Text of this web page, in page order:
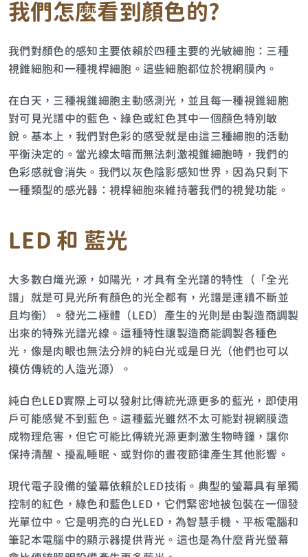
我們怎麼看到顏色的?
我們對顏色的感知主要依賴於四種主要的光敏細胞：三種
視錐細胞和一種視桿細胞。這些細胞都位於視網膜內。
在白天，三種視錐細胞主動感測光，並且每一種視錐細胞
對可見光譜中的藍色、綠色或紅色其中一個顏色特別敏
銳。基本上，我們對色彩的感受就是由這三種細胞的活動
平衡決定的。當光線太暗而無法刺激視錐細胞時，我們的
色彩感就會消失。我們以灰色陰影感知世界，因為只剩下
一種類型的感光器：視桿細胞來維持著我們的視覺功能。
LED 和 藍光
大多數白熾光源，如陽光，才具有全光譜的特性（「全光
譜」就是可見光所有顏色的光全都有，光譜是連續不斷並
且均衡）。發光二極體（LED）產生的光則是由製造商調製
出來的特殊光譜光線。這種特性讓製造商能調製各種色
光，像是肉眼也無法分辨的純白光或是日光（他們也可以
模仿傳統的人造光源）。
純白色LED實際上可以發射比傳統光源更多的藍光，即使用
戶可能感覺不到藍色。這種藍光雖然不太可能對視網膜造
成物理危害，但它可能比傳統光源更刺激生物時鐘，讓你
保持清醒、擾亂睡眠、或對你的晝夜節律產生其他影響。
現代電子設備的螢幕依賴於LED技術。典型的螢幕具有單獨
控制的紅色，綠色和藍色LED，它們緊密地被包裝在一個發
光單位中。它是明亮的白光LED，為智慧手機、平板電腦和
筆記本電腦中的顯示器提供背光。這也是為什麼背光螢幕